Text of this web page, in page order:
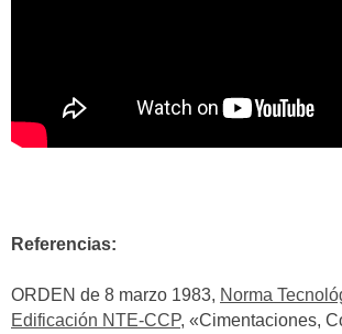
Referencias:
ORDEN de 8 marzo 1983, Norma
Edificación NTE-CCP, «Cimentaciones,